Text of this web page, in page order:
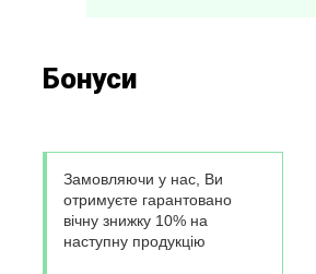
Бонуси
Замовляючи у нас, Ви
отримуєте гарантовано
вічну знижку 10% на
наступну продукцію